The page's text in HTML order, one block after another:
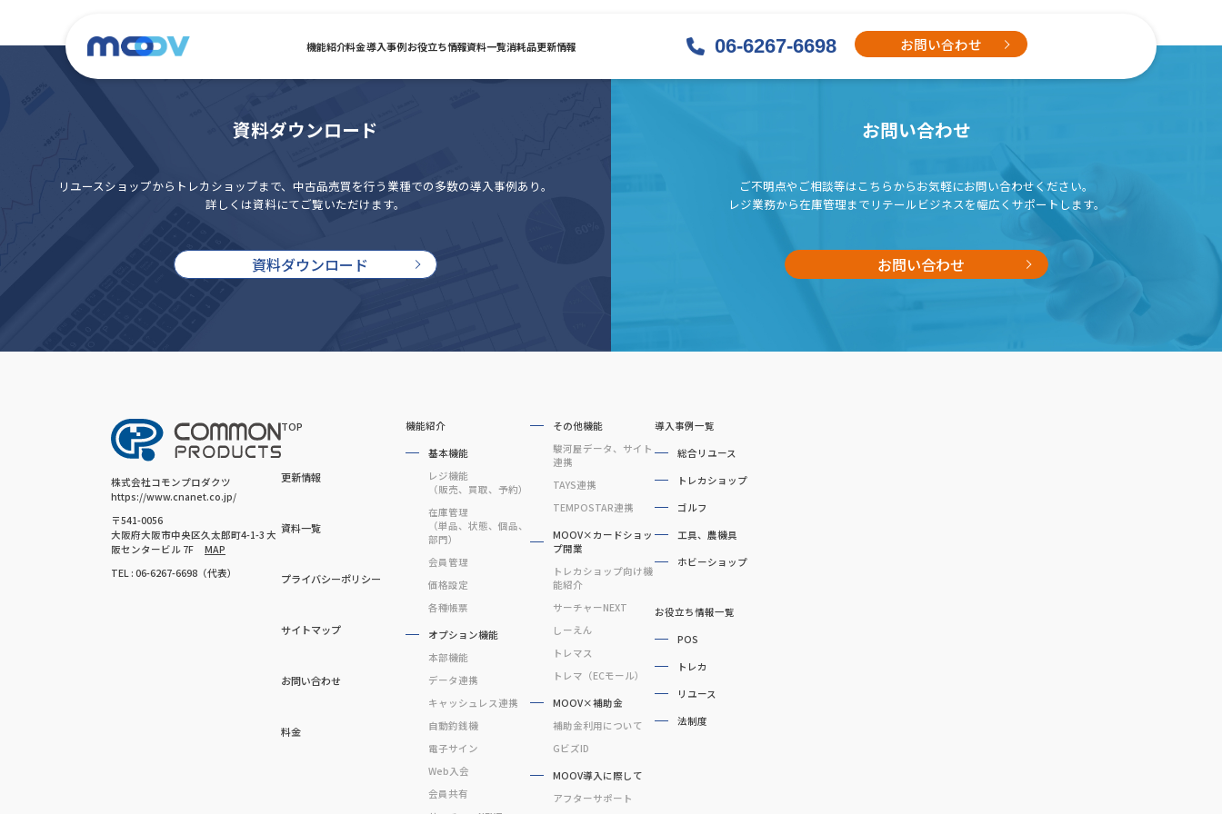
機能紹介料金導入事例お役立ち情報資料一覧消耗品更新情報 06-6267-6698 お問い合わせ
資料ダウンロード
リユースショップからトレカショップまで、 中古品売買を行う業種での多数の導入事例あり。
詳しくは資料にてご覧いただけます。
資料ダウンロード
お問い合わせ
ご不明点やご相談等はこちらからお気軽にお問い合わせください。
レジ業務から在庫管理までリテールビジネスを幅広くサポートします。
お問い合わせ
株式会社コモンプロダクツ
https://www.cnanet.co.jp/
〒541-0056
大阪府大阪市中央区久太郎町4-1-3 大
阪センタービル 7F
MAP
TEL : 06-6267-6698（代表）
TOP
更新情報
資料一覧
プライバシーポリシー
サイトマップ
お問い合わせ
料金
機能紹介
基本機能
レジ機能
（販売、買取、予約）
在庫管理
（単品、状態、個品、
部門）
会員管理
価格設定
各種帳票
オプション機能
本部機能
データ連携
キャッシュレス連携
自動釣銭機
電子サイン
Web入会
会員共有
その他機能
駿河屋データ、サイト
連携
TAYS連携
TEMPOSTAR連携
MOOV×カードショッ
プ開業
トレカショップ向け機
能紹介
サーチャーNEXT
しーえん
トレマス
トレマ（ECモール）
MOOV×補助金
補助金利用について
GビズID
MOOV導入に際して
アフターサポート
導入事例一覧
総合リユース
トレカショップ
ゴルフ
工具、農機具
ホビーショップ
お役立ち情報一覧
POS
トレカ
リユース
法制度